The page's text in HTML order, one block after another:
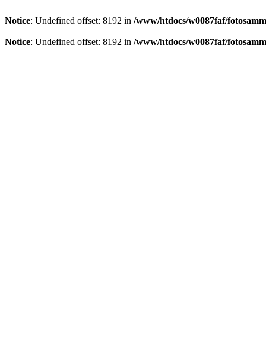
Notice: Undefined offset: 8192 in /www/htdocs/w0087faf/
Notice: Undefined offset: 8192 in /www/htdocs/w0087faf/